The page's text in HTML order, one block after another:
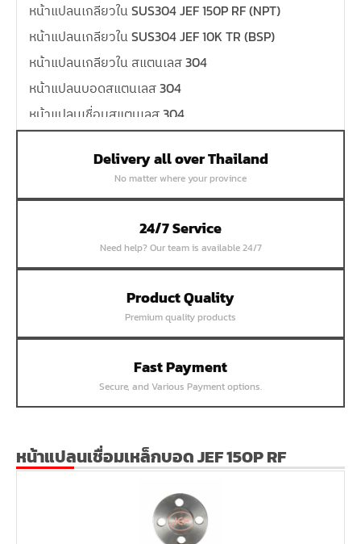
หน้าแปลนเกลียวใน SUS304 JEF 150P RF (NPT)
หน้าแปลนเกลียวใน SUS304 JEF 10K TR (BSP)
หน้าแปลนเกลียวใน สแตนเลส 304
หน้าแปลนบอดสแตนเลส 304
หน้าแปลนเชื่อมสแตนเลส 304
หน้าแปลนเหล็กคอสูง
หน้าแปลนเชื่อมบอด SUS304 JEF 300P RF
หน้าแปลนเชื่อมบอด SUS304 JEF PN40 RF
หน้าแปลนเชื่อมบอด SUS304 JEF PN16 RF
หน้าแปลนเชื่อมบอด SUS304 JEF PN10 FF
หน้าแปลนเชื่อมบอด SUS304 JEF 10K FF
หน้าแปลนเชื่อมบอด SUS304 JEF 5K FF
หน้าแปลนเชื่อมบอด SUS304 JEF 150P RF
หน้าแปลนเชื่อม SUS304 JEF PN40 RF
หน้าแปลนเชื่อม SUS304 JEF PN25 RF
หน้าแปลนเชื่อม SUS304 JEF PN16 RF
หน้าแปลนเชื่อม SUS304 JEF PN10 FF
Delivery all over Thailand
No matter where your province
24/7 Service
Need help? Our team is available 24/7
Product Quality
Premium quality products
Fast Payment
Secure, and Various Payment options.
หน้าแปลนเชื่อมเหล็กบอด JEF 150P RF